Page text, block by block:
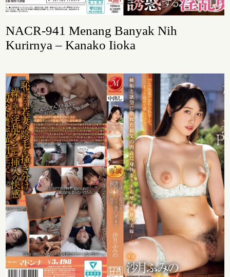
NACR-941 Menang Banyak Nih
Kurirnya – Kanako Iioka